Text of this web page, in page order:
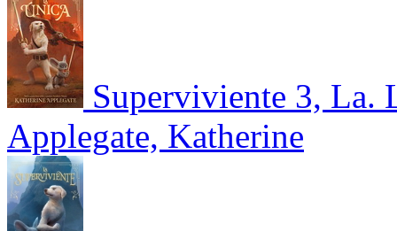
Superviviente 3, La.
Applegate, Katherine